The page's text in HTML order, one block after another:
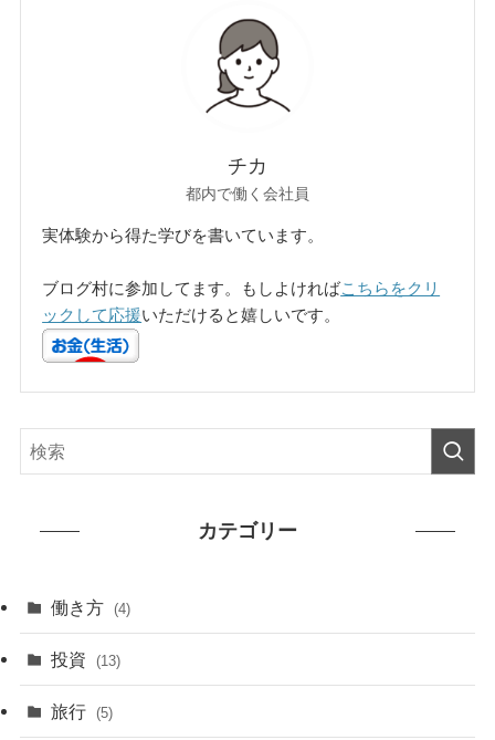
チカ
都内で働く会社員
実体験から得た学びを書いています。
ブログ村に参加してます。もしよければこちらをクリ
ックして応援いただけると嬉しいです。
カテゴリー
働き方 (4)
投資 (13)
旅行 (5)